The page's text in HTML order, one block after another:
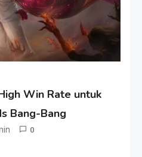
Win Rate untuk
Bang-Bang
0